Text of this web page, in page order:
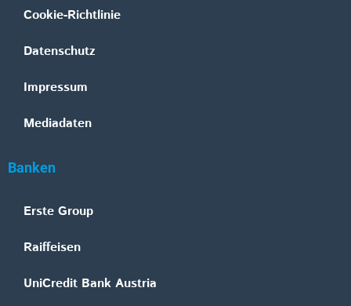
Cookie-Richtlinie
Datenschutz
Impressum
Mediadaten
Banken
Erste Group
Raiffeisen
UniCredit Bank Austria